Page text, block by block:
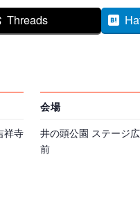
Threads
祥寺
会場
井の頭公園 ステージ
前